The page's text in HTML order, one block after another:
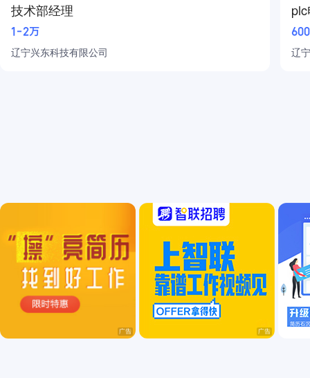
物流/仓储/司机
汽车
教育培训
直播/影视/传媒
咨询/翻译/法律
技术部经理
1-2万
辽宁兴东科技有限公司 辽